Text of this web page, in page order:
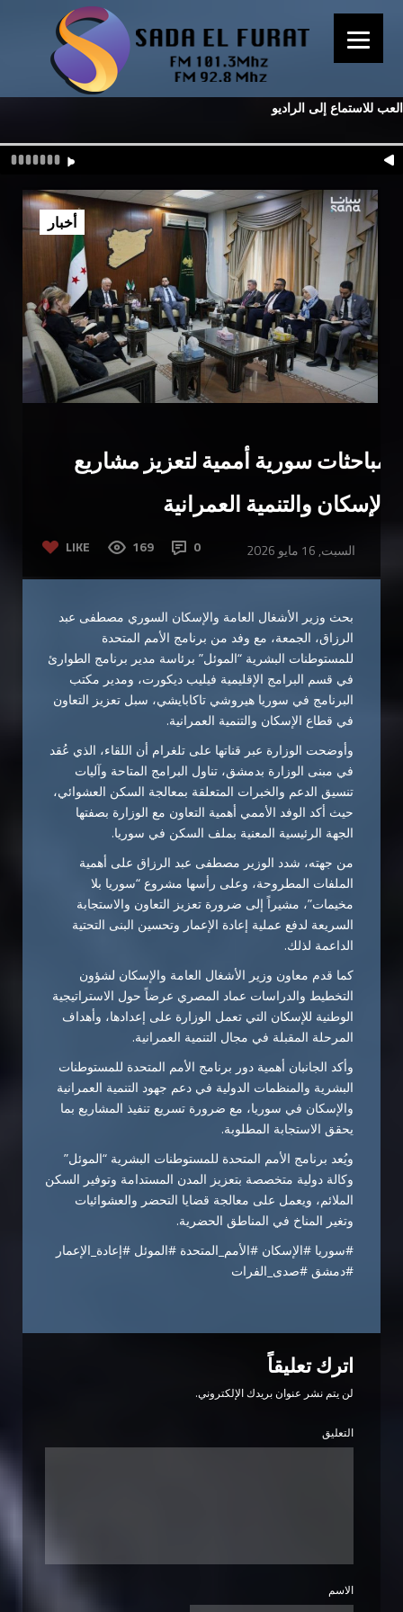
العب للاستماع إلى الراديو
مباحثات سورية أممية لتعزيز مشاريع
الإسكان والتنمية العمرانية
LIKE 169 0 السبت, 16 مايو 2026
أخبار
بحث وزير الأشغال العامة والإسكان السوري مصطفى عبد
الرزاق، الجمعة، مع وفد من برنامج الأمم المتحدة
للمستوطنات البشرية “الموئل” برئاسة مدير برنامج الطوارئ
في قسم البرامج الإقليمية فيليب ديكورت، ومدير مكتب
البرنامج في سوريا هيروشي تاكابايشي، سبل تعزيز التعاون
في قطاع الإسكان والتنمية العمرانية.
وأوضحت الوزارة عبر قناتها على تلغرام أن اللقاء، الذي عُقد
في مبنى الوزارة بدمشق، تناول البرامج المتاحة وآليات
تنسيق الدعم والخبرات المتعلقة بمعالجة السكن العشوائي،
حيث أكد الوفد الأممي أهمية التعاون مع الوزارة بصفتها
الجهة الرئيسية المعنية بملف السكن في سوريا.
من جهته، شدد الوزير مصطفى عبد الرزاق على أهمية
الملفات المطروحة، وعلى رأسها مشروع “سوريا بلا
مخيمات”، مشيراً إلى ضرورة تعزيز التعاون والاستجابة
السريعة لدفع عملية إعادة الإعمار وتحسين البنى التحتية
الداعمة لذلك.
كما قدم معاون وزير الأشغال العامة والإسكان لشؤون
التخطيط والدراسات عماد المصري عرضاً حول الاستراتيجية
الوطنية للإسكان التي تعمل الوزارة على إعدادها، وأهداف
المرحلة المقبلة في مجال التنمية العمرانية.
وأكد الجانبان أهمية دور برنامج الأمم المتحدة للمستوطنات
البشرية والمنظمات الدولية في دعم جهود التنمية العمرانية
والإسكان في سوريا، مع ضرورة تسريع تنفيذ المشاريع بما
يحقق الاستجابة المطلوبة.
ويُعد برنامج الأمم المتحدة للمستوطنات البشرية “الموئل”
وكالة دولية متخصصة بتعزيز المدن المستدامة وتوفير السكن
الملائم، ويعمل على معالجة قضايا التحضر والعشوائيات
وتغير المناخ في المناطق الحضرية.
#سوريا #الإسكان #الأمم_المتحدة #الموئل #إعادة_الإعمار
#دمشق #صدى_الفرات
اترك تعليقاً
لن يتم نشر عنوان بريدك الإلكتروني.
التعليق
الاسم